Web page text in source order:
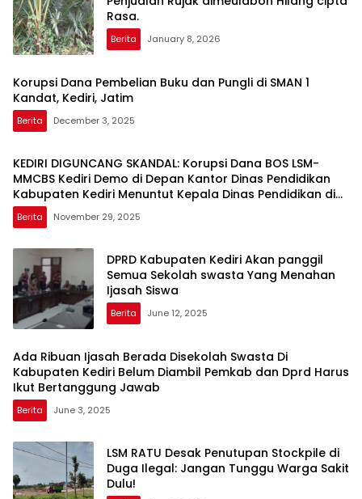
Rasa.
Berita January 8, 2026
Korupsi Dana Pembelian Buku dan Pungli di SMAN 1
Kandat, Kediri, Jatim
Berita December 3, 2025
KEDIRI DIGUNCANG SKANDAL: Korupsi Dana BOS LSM-
MMCBS Kediri Demo di Depan Kantor Dinas Pendidikan
Kabupaten Kediri Menuntut Kepala Dinas Pendidikan di
Copot dari Jabatannya
Berita November 29, 2025
DPRD Kabupaten Kediri Akan panggil
Semua Sekolah swasta Yang Menahan
Ijasah Siswa
Berita June 12, 2025
Ada Ribuan Ijasah Berada Disekolah Swasta Di
Kabupaten Kediri Belum Diambil Pemkab dan Dprd Harus
Ikut Bertanggung Jawab
Berita June 3, 2025
LSM RATU Desak Penutupan Stockpile di
Duga Ilegal: Jangan Tunggu Warga Sakit
Dulu!